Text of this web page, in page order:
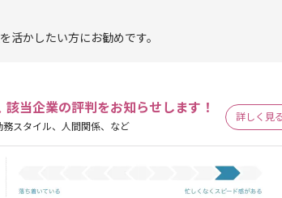
活かしたい方にお勧めです。
該当企業の評判をお知らせします！
スタイル、人間関係、など
詳しく見